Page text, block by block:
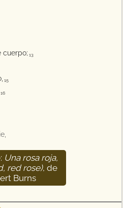
cuerpo; 13
15
16
Una rosa roja,
red rose), de
Burns